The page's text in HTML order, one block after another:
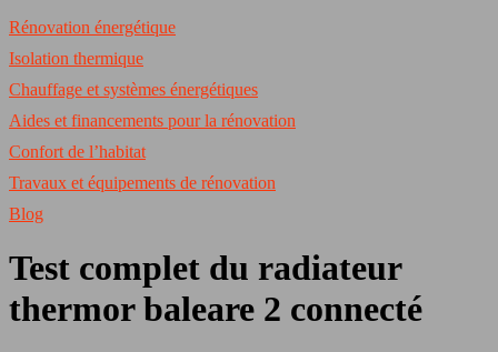
Rénovation énergétique
Isolation thermique
Chauffage et systèmes énergétiques
Aides et financements pour la rénovation
Confort de l’habitat
Travaux et équipements de rénovation
Blog
Test complet du radiateur
thermor baleare 2 connecté